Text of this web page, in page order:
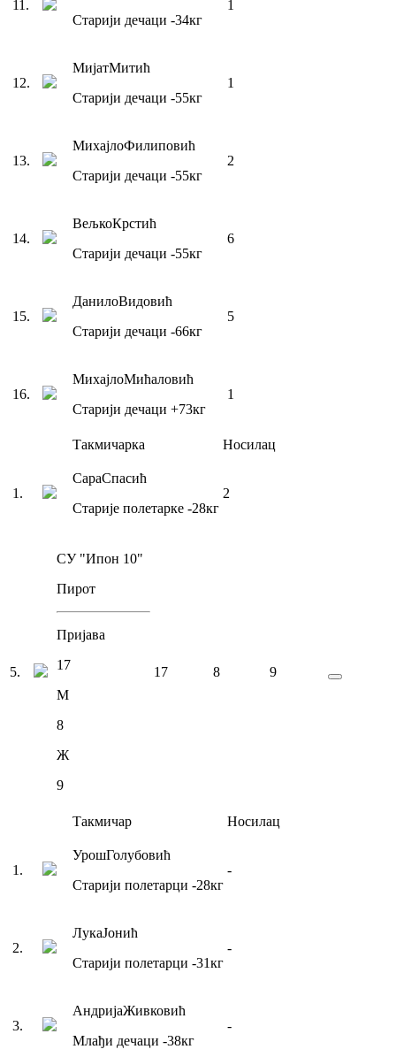
11 .
Старији дечаци -34кг
1
12.
МијатМитић
Старији дечаци -55кг
1
13.
МихајлоФилиповић
Старији дечаци -55кг
2
14.
ВељкоКрстић
Старији дечаци -55кг
6
15.
ДанилоВидовић
Старији дечаци -66кг
5
16.
МихајлоМићаловић
Старији дечаци +73кг
1
Такмичарка Носилац
1 .
СараСпасић
Старије полетарке -28кг
2
5.
СУ "Ипон 10"
Пирот
Пријава
17
М
8
Ж
9
17 8 9
Такмичар Носилац
1 .
УрошГолубовић
Старији полетарци -28кг
-
2.
ЛукаЈонић
Старији полетарци -31кг
-
3.
АндријаЖивковић
Млађи дечаци -38кг
-